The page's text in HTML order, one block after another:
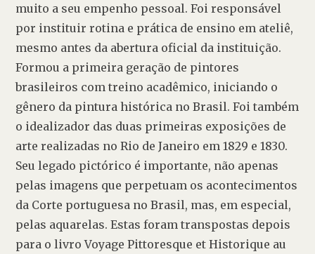
muito a seu empenho pessoal. Foi responsável
por instituir rotina e prática de ensino em ateliê,
mesmo antes da abertura oficial da instituição.
Formou a primeira geração de pintores
brasileiros com treino acadêmico, iniciando o
gênero da pintura histórica no Brasil. Foi também
o idealizador das duas primeiras exposições de
arte realizadas no Rio de Janeiro em 1829 e 1830.
Seu legado pictórico é importante, não apenas
pelas imagens que perpetuam os acontecimentos
da Corte portuguesa no Brasil, mas, em especial,
pelas aquarelas. Estas foram transpostas depois
para o livro Voyage Pittoresque et Historique au